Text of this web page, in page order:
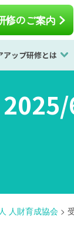
修のご案内
アップ研修とは
人財育成協会 >